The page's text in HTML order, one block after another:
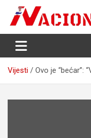
content
Nacija želi znati više
Vijesti Ovo je “bećar”: